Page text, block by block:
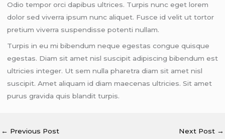
Odio tempor orci dapibus ultrices. Turpis nunc eget lorem
dolor sed viverra ipsum nunc aliquet. Fusce id velit ut tortor
pretium viverra suspendisse potenti nullam.
Turpis in eu mi bibendum neque egestas congue quisque
egestas. Diam sit amet nisl suscipit adipiscing bibendum est
ultricies integer. Ut sem nulla pharetra diam sit amet nisl
suscipit. Amet aliquam id diam maecenas ultricies. Sit amet
purus gravida quis blandit turpis.
← Previous Post Next Post →